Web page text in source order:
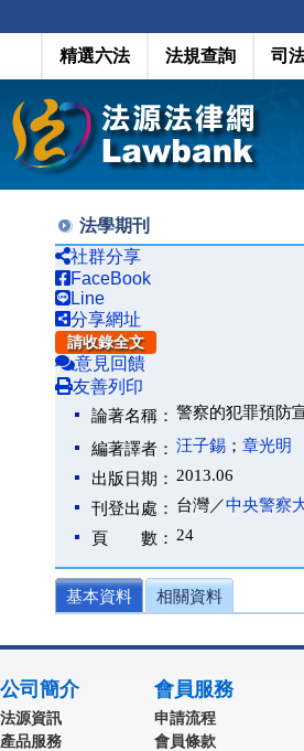
精選六法 法規查詢 司
法學期刊
社群分享
FaceBook
Line
分享網址
請收錄全文
意見回饋
友善列印
論著名稱： 警察的犯罪預防
編著譯者： 汪子錫 ； 章光明
出版日期： 2013.06
刊登出處： 台灣／中央警察
頁 數： 24
基本資料 相關資料
公司簡介
法源資訊
產品服務
會員服務
申請流程
會員條款